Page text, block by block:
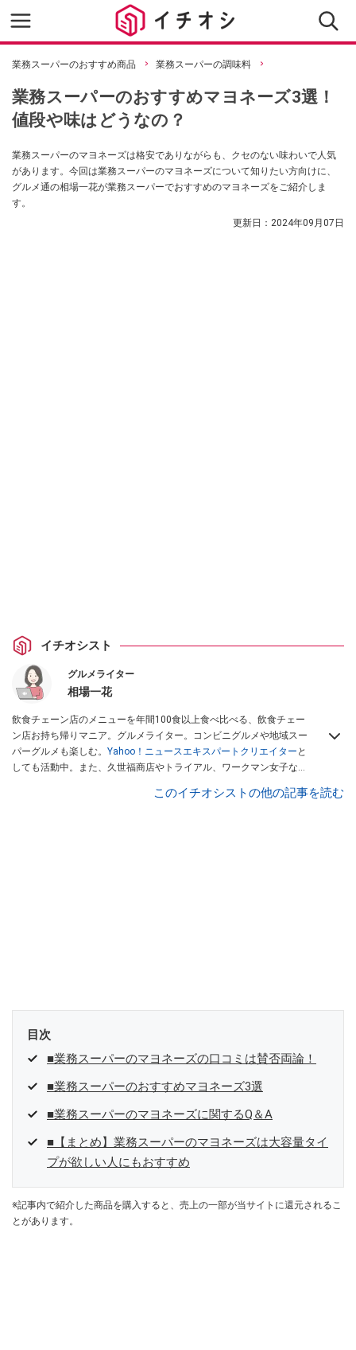
業務スーパーのおすすめ商品 業務スーパーの調味料
業務スーパーのおすすめマヨネーズ3選！
値段や味はどうなの？
業務スーパーのマヨネーズは格安でありながらも、クセのない味わいで人気
があります。今回は業務スーパーのマヨネーズについて知りたい方向けに、
グルメ通の相場一花が業務スーパーでおすすめのマヨネーズをご紹介しま
す。
更新日： 2024年09月07日
イチオシスト
グルメライター
相場一花
飲食チェーン店のメニューを年間100食以上食べ比べる、飲食チェー
ン店お持ち帰りマニア。グルメライター。コンビニグルメや地域スー
パーグルメも楽しむ。 Yahoo！ニュースエキスパートクリエイター と
しても活動中。また、久世福商店やトライアル、ワークマン女子など
、集英社「週刊プレイボーイ」、宝島
このイチオシストの他の記事を読む
目次
■業務スーパーのマヨネーズの口コミは賛否両論！
■業務スーパーのおすすめマヨネーズ3選
■業務スーパーのマヨネーズに関するQ＆A
■【まとめ】業務スーパーのマヨネーズは大容量タイ
プが欲しい人にもおすすめ
※記事内で紹介した商品を購入すると、売上の一部が当サイトに還元されるこ
とがあります。